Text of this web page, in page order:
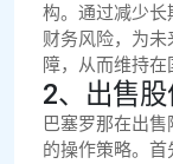
构。通过减少
财务风险，为
障，从而维持在
2、出售
巴塞罗那在出
的操作策略。